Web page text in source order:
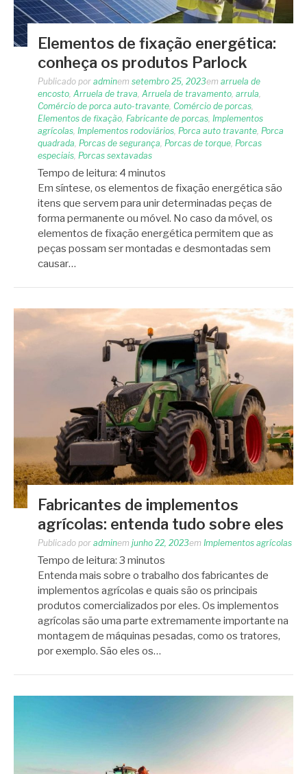
Elementos de fixação energética:
conheça os produtos Parlock
Publicado por adminem setembro 25, 2023em arruela de
encosto, Arruela de trava, Arruela de travamento, arrula,
Comércio de porca auto-travante, Comércio de porcas,
Elementos de fixação, Fabricante de porcas, Implementos
agrícolas, Implementos rodoviários, Porca auto travante, Porca
quadrada, Porcas de segurança, Porcas de torque, Porcas
especiais, Porcas sextavadas
Tempo de leitura: 4 minutos
Em síntese, os elementos de fixação energética são
itens que servem para unir determinadas peças de
forma permanente ou móvel. No caso da móvel, os
elementos de fixação energética permitem que as
peças possam ser montadas e desmontadas sem
causar…
Fabricantes de implementos
agrícolas: entenda tudo sobre eles
Publicado por adminem junho 22, 2023em Implementos agrícolas
Tempo de leitura: 3 minutos
Entenda mais sobre o trabalho dos fabricantes de
implementos agrícolas e quais são os principais
produtos comercializados por eles. Os implementos
agrícolas são uma parte extremamente importante na
montagem de máquinas pesadas, como os tratores,
por exemplo. São eles os…